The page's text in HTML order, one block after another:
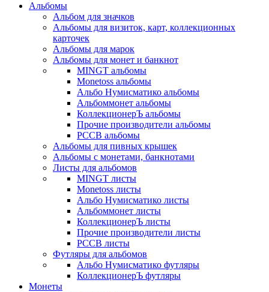
Альбомы
Альбом для значков
Альбомы для визиток, карт, коллекционных
карточек
Альбомы для марок
Альбомы для монет и банкнот
MINGT альбомы
Monetoss альбомы
Альбо Нумисматико альбомы
Альбоммонет альбомы
КоллекционерЪ альбомы
Прочие производители альбомы
РССВ альбомы
Альбомы для пивных крышек
Альбомы с монетами, банкнотами
Листы для альбомов
MINGT листы
Monetoss листы
Альбо Нумисматико листы
Альбоммонет листы
КоллекционерЪ листы
Прочие производители листы
РССВ листы
Футляры для альбомов
Альбо Нумисматико футляры
КоллекционерЪ футляры
Монеты